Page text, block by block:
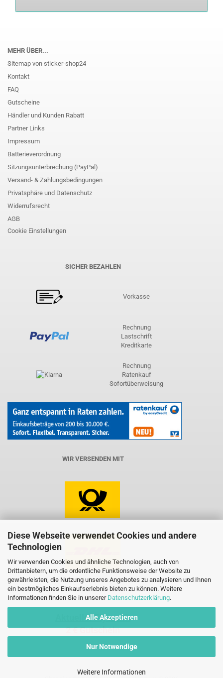
Diese Webseite verwendet Cookies und andere
Technologien
Wir verwenden Cookies und ähnliche Technologien, auch von
Drittanbietern, um die ordentliche Funktionsweise der Website zu
gewährleisten, die Nutzung unseres Angebotes zu analysieren und Ihnen
ein bestmögliches Einkaufserlebnis bieten zu können. Weitere
Informationen finden Sie in unserer Datenschutzerklärung.
Alle Akzeptieren
Nur Notwendige
Weitere Informationen
MEHR ÜBER...
Sitemap von sticker-shop24
Kontakt
FAQ
Gutscheine
Händler und Kunden Rabatt
Partner Links
Impressum
Batterieverordnung
Sitzungsunterbrechung (PayPal)
Versand- & Zahlungsbedingungen
Privatsphäre und Datenschutz
Widerrufsrecht
AGB
Cookie Einstellungen
SICHER BEZAHLEN
Vorkasse
Rechnung
Lastschrift
Kreditkarte
Rechnung
Ratenkauf
Sofortüberweisung
WIR VERSENDEN MIT
Aktueller Flyer mit
2 € Gutschein